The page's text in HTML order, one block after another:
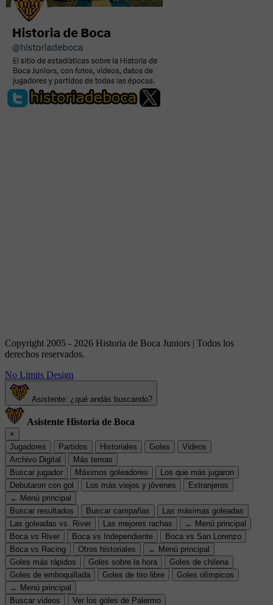
Copyright 2005 - 2026 Historia de Boca Juniors | Todos los
derechos reservados.
No Limits Design
Asistente: ¿qué andás buscando?
Asistente Historia de Boca
×
Jugadores
Partidos Historiales Goles
Videos
Archivo Digital
Más temas
Buscar jugador
Máximos goleadores
Los que más jugaron
Debutaron con gol
Los más viejos y jóvenes
Extranjeros
← Menú principal
Buscar resultados
Buscar campañas
Las máximas goleadas
Las goleadas vs. River
Las mejores rachas
← Menú principal
Boca vs River
Boca vs Independiente
Boca vs San Lorenzo
Boca vs Racing
Otros historiales
← Menú principal
Goles más rápidos
Goles sobre la hora
Goles de chilena
Goles de emboquillada
Goles de tiro libre
Goles olímpicos
← Menú principal
Buscar videos
Ver los goles de Palermo